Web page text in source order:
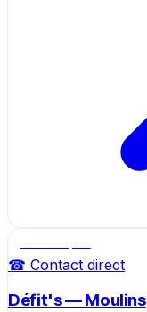
☎ Contact direct
Défit's — Moulins